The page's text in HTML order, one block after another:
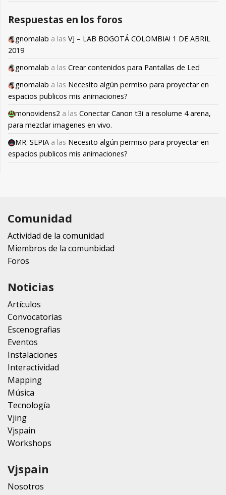
Respuestas en los foros
gnomalab a las VJ – LAB BOGOTÁ COLOMBIA! 1 DE ABRIL
2019
gnomalab a las Crear contenidos para Pantallas de Led
gnomalab a las Necesito algún permiso para proyectar en
espacios publicos mis animaciones?
monovidens2 a las Conectar Canon t3i a resolume 4 arena,
para mezclar imagenes en vivo.
MR. SEPIA a las Necesito algún permiso para proyectar en
espacios publicos mis animaciones?
Comunidad
Actividad de la comunidad
Miembros de la comunbidad
Foros
Noticias
Artículos
Convocatorias
Escenografias
Eventos
Instalaciones
Interactividad
Mapping
Música
Tecnología
Vjing
Vjspain
Workshops
Vjspain
Nosotros